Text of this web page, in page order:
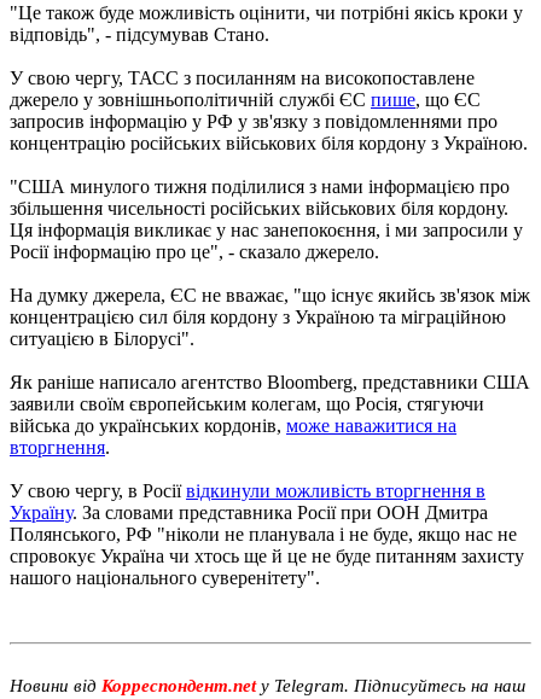
"Це також буде можливість оцінити, чи потрібні якісь кроки у
відповідь", - підсумував Стано.
У свою чергу, ТАСС з посиланням на високопоставлене
джерело у зовнішньополітичній службі ЄС пише, що ЄС
запросив інформацію у РФ у зв'язку з повідомленнями про
концентрацію російських військових біля кордону з Україною.
"США минулого тижня поділилися з нами інформацією про
збільшення чисельності російських військових біля кордону.
Ця інформація викликає у нас занепокоєння, і ми запросили у
Росії інформацію про це", - сказало джерело.
На думку джерела, ЄС не вважає, "що існує якийсь зв'язок між
концентрацією сил біля кордону з Україною та міграційною
ситуацією в Білорусі".
Як раніше написало агентство Bloomberg, представники США
заявили своїм європейським колегам, що Росія, стягуючи
війська до українських кордонів, може наважитися на
вторгнення.
У свою чергу, в Росіївідкинули можливість вторгнення в
Україну. За словами представника Росії при ООН Дмитра
Полянського, РФ "ніколи не планувала і не буде, якщо нас не
спровокує Україна чи хтось ще й це не буде питанням захисту
нашого національного суверенітету".
Новини від Корреспондент.netу Telegram. Підписуйтесь на наш